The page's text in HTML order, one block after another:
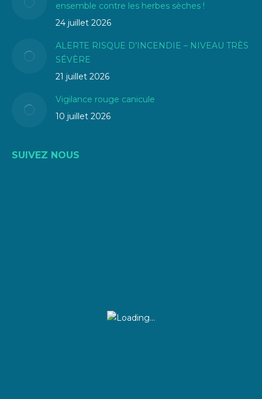
ensemble contre les herbes sèches !
24 juillet 2026
ALERTE RISQUE D’INCENDIE – NIVEAU TRÈS
SÉVÈRE
21 juillet 2026
Vigilance rouge canicule
10 juillet 2026
SUIVEZ NOUS